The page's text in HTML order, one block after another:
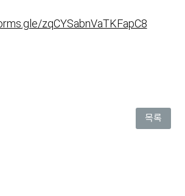
zqCYSabnVaTKFapC8
목록